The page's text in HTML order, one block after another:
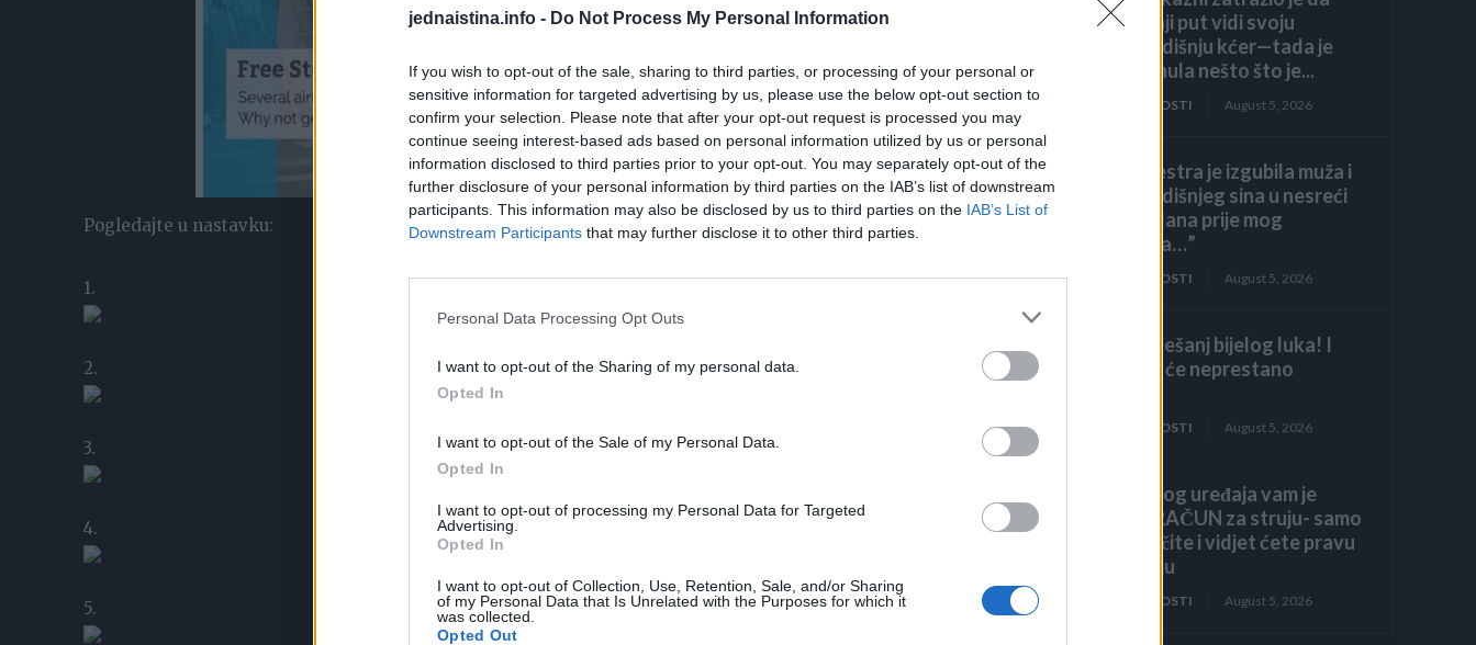
jednaistina.info - Do Not Process My Personal Information
If you wish to opt-out of the sale, sharing to third parties, or processing of your personal or
sensitive information for targeted advertising by us, please use the below opt-out section to
confirm your selection. Please note that after your opt-out request is processed you may
continue seeing interest-based ads based on personal information utilized by us or personal
information disclosed to third parties prior to your opt-out. You may separately opt-out of the
further disclosure of your personal information by third parties on the IAB’s list of downstream
participants. This information may also be disclosed by us to third parties on the IAB’s List of
Downstream Participants that may further disclose it to other third parties.
Personal Data Processing Opt Outs
I want to opt-out of the Sharing of my personal data.
Opted In
I want to opt-out of the Sale of my Personal Data.
Opted In
I want to opt-out of processing my Personal Data for Targeted
Advertising.
Opted In
I want to opt-out of Collection, Use, Retention, Sale, and/or Sharing
of my Personal Data that Is Unrelated with the Purposes for which it
was collected.
Opted Out
Pogledajte u nastavku:
1.
2.
3.
4.
5.
posljednji put vidi svoju
osmogodišnju kćer—tada je
ona šapnula nešto što je...
ZANIMLJIVOSTI August 5, 2026
“Moja sestra je izgubila muža i
osmogodišnjeg sina u nesreći
mjesec dana prije mog
vjenčanja…”
ZANIMLJIVOSTI August 5, 2026
Samo 1 češanj bijelog luka! I
orhideja će neprestano
ZANIMLJIVOSTI August 5, 2026
Zbog ovog uređaja vam je
VISOK RAČUN za struju- samo
ga isključite i vidjet ćete pravu
potrošnju
ZANIMLJIVOSTI August 5, 2026